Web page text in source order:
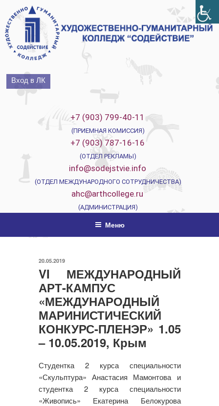
Перейти
содержимому
Вход в ЛК
+7 (903) 799-40-11
(ПРИЕМНАЯ КОМИССИЯ)
+7 (903) 787-16-16
(ОТДЕЛ РЕКЛАМЫ)
info@sodejstvie.info
(ОТДЕЛ МЕЖДУНАРОДНОГО СОТРУДНИЧЕСТВА)
ahc@arthcollege.ru
(АДМИНИСТРАЦИЯ)
Меню
ОПУБЛИКОВАНО
20.05.2019
VI МЕЖДУНАРОДНЫЙ
АРТ-КАМПУС
«МЕЖДУНАРОДНЫЙ
МАРИНИСТИЧЕСКИЙ
КОНКУРС-ПЛЕНЭР» 1.05
– 10.05.2019, Крым
Студентка 2 курса специальности
«Скульптура» Анастасия Мамонтова и
студентка 2 курса специальности
«Живопись» Екатерина Белокурова